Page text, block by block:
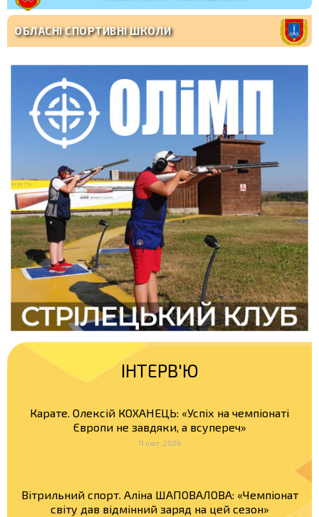
ОБЛАСНІ СПОРТИВНІ ШКОЛИ
ІНТЕРВ'Ю
Карате. Олексій КОХАНЕЦЬ: «Успіх на чемпіонаті
Європи не завдяки, а всупереч»
11 лют. 2026
Вітрильний спорт. Аліна ШАПОВАЛОВА: «Чемпіонат
світу дав відмінний заряд на цей сезон»